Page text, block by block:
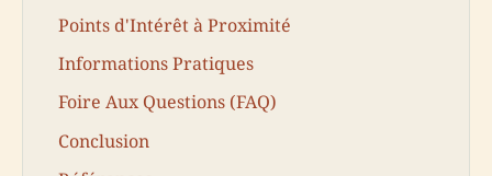
Points d'Intérêt à Proximité
Informations Pratiques
Foire Aux Questions (FAQ)
Conclusion